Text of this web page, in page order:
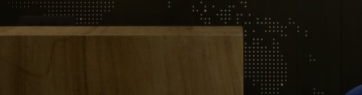
kolekce svítidel